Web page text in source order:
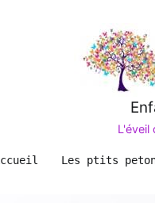
L'éveil
Les ptits